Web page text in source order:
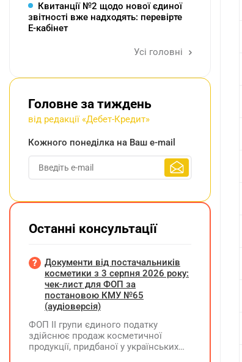
Квитанції №2 щодо нової єдиної
звітності вже надходять: перевірте
Е-кабінет
Усі головні
Головне за тиждень
від редакції «Дебет-Кредит»
Кожного понеділка на Ваш e-mail
Останні консультації
Документи від постачальників
косметики з 3 серпня 2026 року:
чек-лист для ФОП за
постановою КМУ №65
(аудіоверсія)
ФОП ІІ групи єдиного податку
здійснює продаж косметичної
продукції, придбаної у українських